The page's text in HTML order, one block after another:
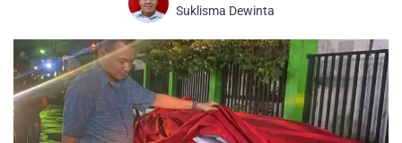
Suklisma Dewinta